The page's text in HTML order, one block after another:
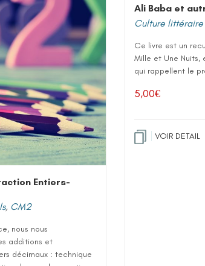
Entiers-
, CM2
nous nous
additions et
décimaux : technique
Ali Baba et
Culture
Ce livre est un
Mille et Une Nuits,
qui rappellent le
5,00€
VOIR DETAIL